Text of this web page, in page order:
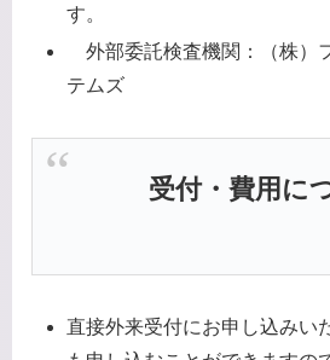
す。
外部委託検査機関：（株）
テムズ
受付・費用に
直接外来受付にお申し込みい